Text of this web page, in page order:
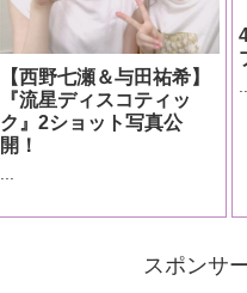
【西野七瀬＆与田祐希】
『流星ディスコティッ
ク』2ショット写真公
開！
スポンサ